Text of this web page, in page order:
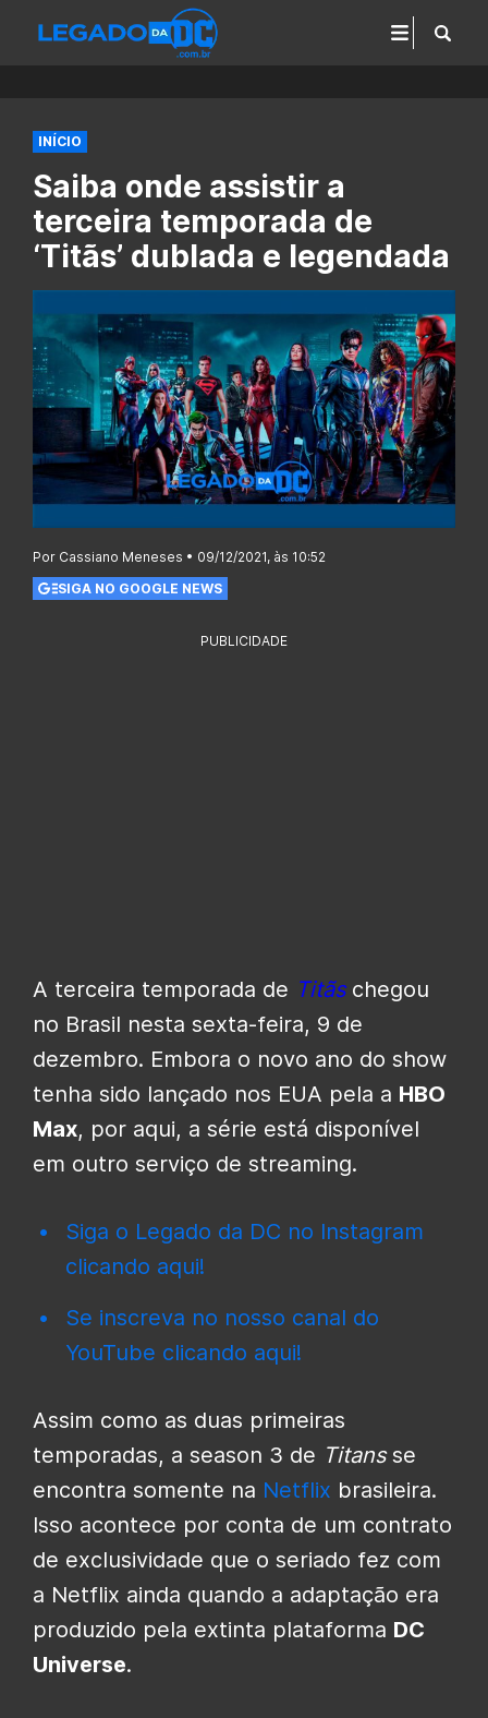
INÍCIO
Saiba onde assistir a
terceira temporada de
‘Titãs’ dublada e legendada
Por Cassiano Meneses • 09/12/2021, às 10:52
SIGA NO GOOGLE NEWS
PUBLICIDADE
A terceira temporada de Titãschegou
no Brasil nesta sexta-feira, 9 de
dezembro. Embora o novo ano do show
tenha sido lançado nos EUA pela a HBO
Max, por aqui, a série está disponível
em outro serviço de streaming.
Siga o Legado da DC no Instagram
clicando aqui!
Se inscreva no nosso canal do
YouTube clicando aqui!
Assim como as duas primeiras
temporadas, a season 3 de Titansse
encontra somente na Netflix brasileira.
Isso acontece por conta de um contrato
de exclusividade que o seriado fez com
a Netflix ainda quando a adaptação era
produzido pela extinta plataforma DC
Universe.